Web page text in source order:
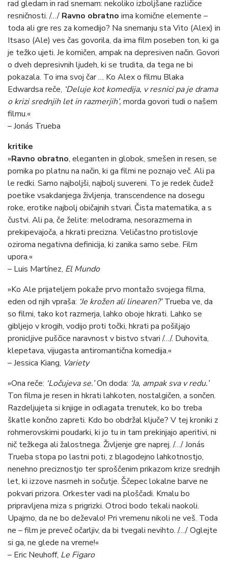
rad gledam in rad snemam: nekoliko izboljšane različice
resničnosti. /…/ Ravno obratno ima komične elemente –
toda ali gre res za komedijo? Na snemanju sta Vito (Alex) in
Itsaso (Ale) ves čas govorila, da ima film poseben ton, ki ga
je težko ujeti. Je komičen, ampak na depresiven način. Govori
o dveh depresivnih ljudeh, ki se trudita, da tega ne bi
pokazala. To ima svoj čar … Ko Alex o filmu Blaka
Edwardsa reče, ‘Deluje kot komedija, v resnici pa je drama
o krizi srednjih let in razmerjih’, morda govori tudi o našem
filmu.«
– Jonás Trueba
kritike
»Ravno obratno, eleganten in globok, smešen in resen, se
pomika po platnu na način, ki ga filmi ne poznajo več. Ali pa
le redki. Samo najboljši, najbolj suvereni. To je redek čudež
poetike vsakdanjega življenja, transcendence na dosegu
roke, erotike najbolj običajnih stvari. Čista matematika, a s
čustvi. Ali pa, če želite: melodrama, nesorazmerna in
prekipevajoča, a hkrati precizna. Veličastno protislovje
oziroma negativna definicija, ki zanika samo sebe. Film
upora.«
– Luis Martínez, El Mundo
»Ko Ale prijateljem pokaže prvo montažo svojega filma,
eden od njih vpraša: ‘Je krožen ali linearen?’Trueba ve, da
so filmi, tako kot razmerja, lahko oboje hkrati. Lahko se
gibljejo v krogih, vodijo proti točki, hkrati pa pošiljajo
pronicljive puščice naravnost v bistvo stvari /…/. Duhovita,
klepetava, vijugasta antiromantična komedija.«
– Jessica Kiang, Variety
»Ona reče: ‘Ločujeva se.’On doda: ‘Ja, ampak sva v redu.’
Ton filma je resen in hkrati lahkoten, nostalgičen, a sončen.
Razdeljujeta si knjige in odlagata trenutek, ko bo treba
škatle končno zapreti. Kdo bo obdržal ključe? V tej kroniki z
rohmerovskimi poudarki, ki jo tu in tam prekinjajo aperitivi, ni
nič težkega ali žalostnega. Življenje gre naprej. /…/ Jonás
Trueba stopa po lastni poti, z blagodejno lahkotnostjo,
nenehno preciznostjo ter sproščenim prikazom krize srednjih
let, ki izzove nasmeh in sočutje. Ščepec lokalne barve ne
pokvari prizora. Orkester vadi na ploščadi. Kmalu bo
pripravljena miza s prigrizki. Otroci bodo tekali naokoli.
Upajmo, da ne bo deževalo! Pri vremenu nikoli ne veš. Toda
ne – film je preveč očarljiv, da bi tvegali nevihto. /…/ Oglejte
si ga, ne glede na vreme!«
– Eric Neuhoff, Le Figaro